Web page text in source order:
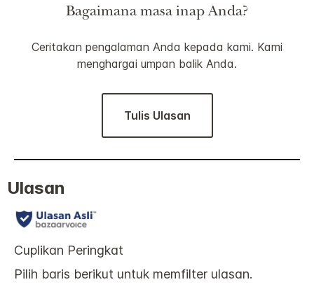
Bagaimana masa inap Anda?
Ceritakan pengalaman Anda kepada kami. Kami
menghargai umpan balik Anda.
Tulis Ulasan